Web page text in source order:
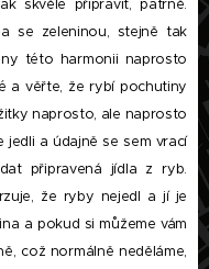
skvěle připravit, patrně.
se zeleninou, stejně tak
této harmonii naprosto
a věřte, že rybí pochutiny
naprosto, ale naprosto
jedli a údajně se sem vrací
připravená jídla z ryb.
že ryby nejedl a jí je
a pokud si můžeme vám
což normálně neděláme,